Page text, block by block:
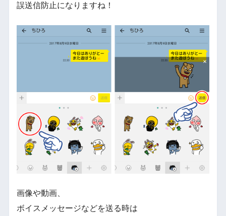
誤送信防止になりますね！
画像や動画、
ボイスメッセージなどを送る時は